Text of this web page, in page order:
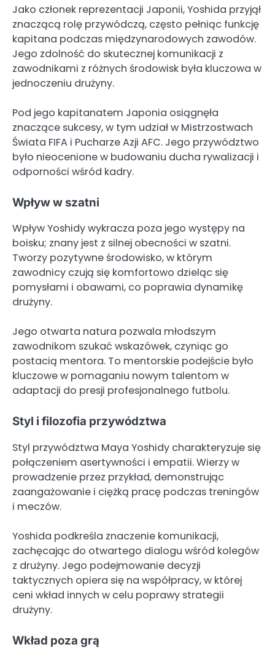
Jako członek reprezentacji Japonii, Yoshida przyjął
znaczącą rolę przywódczą, często pełniąc funkcję
kapitana podczas międzynarodowych zawodów.
Jego zdolność do skutecznej komunikacji z
zawodnikami z różnych środowisk była kluczowa w
jednoczeniu drużyny.
Pod jego kapitanatem Japonia osiągnęła
znaczące sukcesy, w tym udział w Mistrzostwach
Świata FIFA i Pucharze Azji AFC. Jego przywództwo
było nieocenione w budowaniu ducha rywalizacji i
odporności wśród kadry.
Wpływ w szatni
Wpływ Yoshidy wykracza poza jego występy na
boisku; znany jest z silnej obecności w szatni.
Tworzy pozytywne środowisko, w którym
zawodnicy czują się komfortowo dzieląc się
pomysłami i obawami, co poprawia dynamikę
drużyny.
Jego otwarta natura pozwala młodszym
zawodnikom szukać wskazówek, czyniąc go
postacią mentora. To mentorskie podejście było
kluczowe w pomaganiu nowym talentom w
adaptacji do presji profesjonalnego futbolu.
Styl i filozofia przywództwa
Styl przywództwa Maya Yoshidy charakteryzuje się
połączeniem asertywności i empatii. Wierzy w
prowadzenie przez przykład, demonstrując
zaangażowanie i ciężką pracę podczas treningów
i meczów.
Yoshida podkreśla znaczenie komunikacji,
zachęcając do otwartego dialogu wśród kolegów
z drużyny. Jego podejmowanie decyzji
taktycznych opiera się na współpracy, w której
ceni wkład innych w celu poprawy strategii
drużyny.
Wkład poza grą